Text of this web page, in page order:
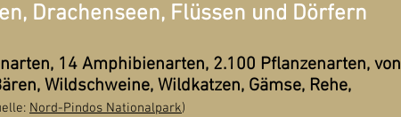
Drachenseen, Flüssen und Dörfern
14 Amphibienarten, 2.100 Pflanzenarten, von
Wildschweine, Wildkatzen, Gämse, Rehe,
Nord-Pindos Nationalpark)